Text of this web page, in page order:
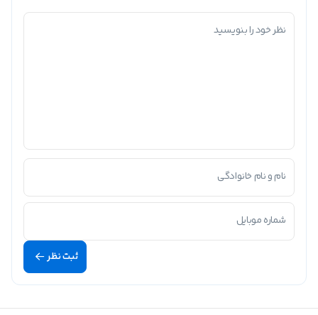
نظر خود را بنویسید
نام و نام خانوادگی
شماره موبایل
ثبت نظر